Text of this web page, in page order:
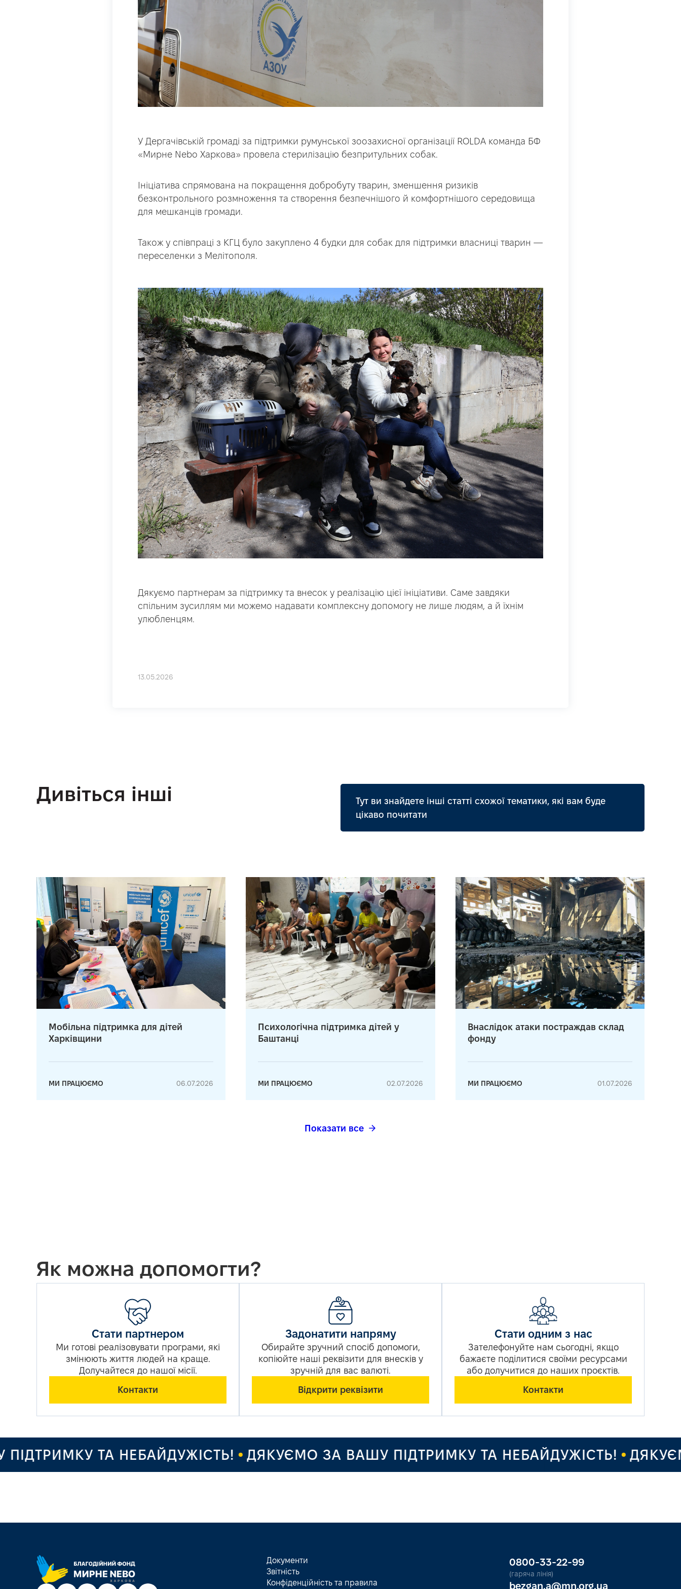
У Дергачівській громаді за підтримки румунської зоозахисної організації ROLDA команда БФ
«Мирне Nebo Харкова» провела стерилізацію безпритульних собак.
Ініціатива спрямована на покращення добробуту тварин, зменшення ризиків
безконтрольного розмноження та створення безпечнішого й комфортнішого середовища
для мешканців громади.
Також у співпраці з КГЦ було закуплено 4 будки для собак для підтримки власниці тварин —
переселенки з Мелітополя.
Дякуємо партнерам за підтримку та внесок у реалізацію цієї ініціативи. Саме завдяки
спільним зусиллям ми можемо надавати комплексну допомогу не лише людям, а й їхнім
улюбленцям.
13.05.2026
Дивіться інші
Тут ви знайдете інші статті схожої тематики, які вам буде
цікаво почитати
Мобільна підтримка для дітей
Харківщини
МИ ПРАЦЮЄМО 06.07.2026
Психологічна підтримка дітей у
Баштанці
МИ ПРАЦЮЄМО 02.07.2026
Внаслідок атаки постраждав склад
фонду
МИ ПРАЦЮЄМО 01.07.2026
Показати все
Як можна допомогти?
Стати партнером
Ми готові реалізовувати програми, які
змінюють життя людей на краще.
Долучайтеся до нашої місії.
Контакти
Задонатити напряму
Обирайте зручний спосіб допомоги,
копіюйте наші реквізити для внесків у
зручній для вас валюті.
Відкрити реквізити
Стати одним з нас
Зателефонуйте нам сьогодні, якщо
бажаєте поділитися своїми ресурсами
або долучитися до наших проєктів.
Контакти
ТА НЕБАЙДУЖІСТЬ! ДЯКУЄМО ЗА ВАШУ ПІДТРИМКУ ТА НЕБАЙДУЖІСТЬ! ДЯКУЄМО
Документи
Звітність
Конфіденційність та правила
0800-33-22-99
(гаряча лінія)
bezgan.a@mn.org.ua